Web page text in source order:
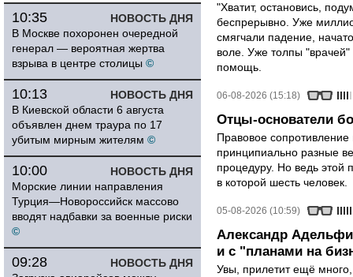
НОВОСТЬ ДНЯ
10:35
В Москве похоронен очередной
генерал — вероятная жертва
взрыва в центре столицы ©
НОВОСТЬ ДНЯ
10:13
В Киевской области 6 августа
объявлен днем траура по 17
убитым мирным жителям ©
НОВОСТЬ ДНЯ
10:00
Морские линии направления
Турция—Новороссийск массово
вводят надбавки за военные риски
©
НОВОСТЬ ДНЯ
09:28
"Хватит, остановись,
беспрерывно. Уже
смягчали падение,
воле. Уже толпы
помощь.
06-08-2026 (15:18)
Отцы-основатели
Правовое
принципиально разные
процедуру. Но ведь этой
в которой шесть человек.
05-08-2026 (10:59)
Александр
и с "планами на
Увы, прилетит ещё